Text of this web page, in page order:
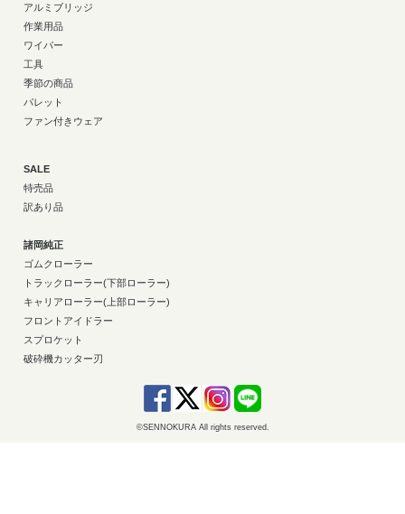
アルミブリッジ
作業用品
ワイパー
工具
季節の商品
パレット
ファン付きウェア
SALE
特売品
訳あり品
諸岡純正
ゴムクローラー
トラックローラー(下部ローラー)
キャリアローラー(上部ローラー)
フロントアイドラー
スプロケット
破砕機カッター刃
©SENNOKURA All rights reserved.